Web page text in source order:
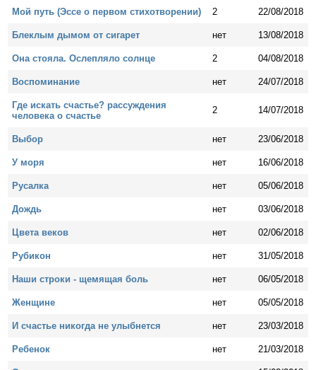
Мой путь (Эссе о первом стихотворении) 2 22/08/2018
Блеклым дымом от сигарет нет 13/08/2018
Она стояла. Ослепляло солнце 2 04/08/2018
Воспоминание нет 24/07/2018
Где искать счастье? рассуждения
человека о счастье
2 14/07/2018
Выбор нет 23/06/2018
У моря нет 16/06/2018
Русалка нет 05/06/2018
Дождь нет 03/06/2018
Цвета веков нет 02/06/2018
Рубикон нет 31/05/2018
Наши строки - щемящая боль нет 06/05/2018
Женщине нет 05/05/2018
И счастье никогда не улыбнется нет 23/03/2018
Ребенок нет 21/03/2018